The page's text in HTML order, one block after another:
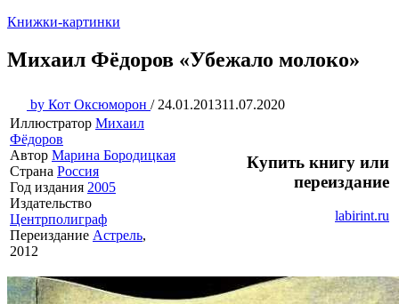
Книжки-картинки
Михаил Фёдоров «Убежало молоко»
by Кот Оксюморон / 24.01.201311.07.2020
Иллюстратор Михаил
Фёдоров
Автор Марина Бородицкая
Страна Россия
Год издания 2005
Издательство
Центрполиграф
Переиздание Астрель,
2012
Купить книгу или
переиздание
labirint.ru